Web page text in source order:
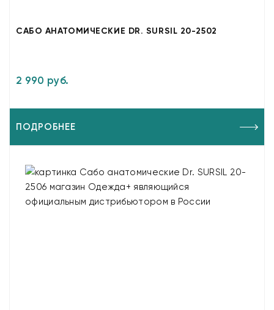
САБО АНАТОМИЧЕСКИЕ DR. SURSIL 20-2502
2 990 руб.
ПОДРОБНЕЕ